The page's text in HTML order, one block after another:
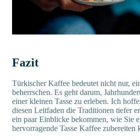
Fazit
Türkischer Kaffee bedeutet nicht nur,
beherrschen. Es geht darum,
einer kleinen Tasse zu erleben. Ich
diesen Leitfaden die Traditionen tiefer
ein paar Einblicke bekommen, wie Sie
hervorragende Tasse Kaffee zubereiten